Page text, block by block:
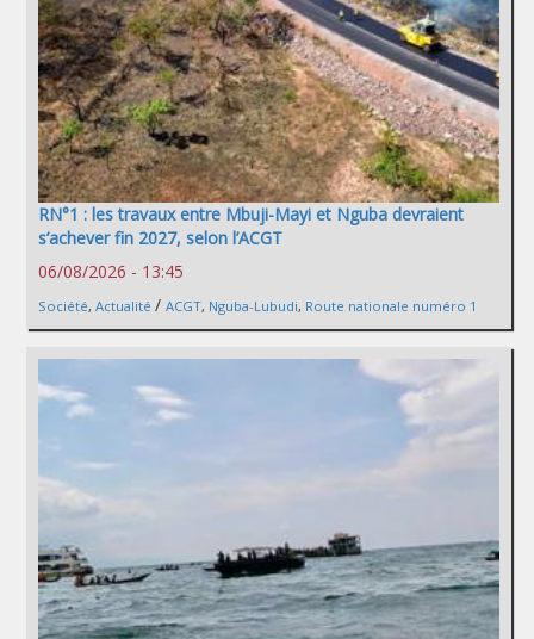
RN°1 : les travaux entre Mbuji-Mayi et Nguba devraient
s’achever fin 2027, selon l’ACGT
06/08/2026 - 13:45
Société, Actualité / ACGT, Nguba-Lubudi, Route nationale numéro 1